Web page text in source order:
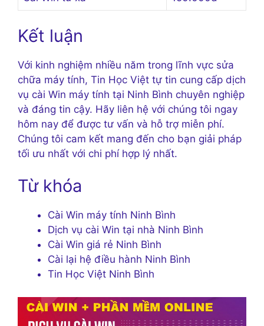
Kết luận
Với kinh nghiệm nhiều năm trong lĩnh vực sửa
chữa máy tính, Tin Học Việt tự tin cung cấp dịch
vụ cài Win máy tính tại Ninh Bình chuyên nghiệp
và đáng tin cậy. Hãy liên hệ với chúng tôi ngay
hôm nay để được tư vấn và hỗ trợ miễn phí.
Chúng tôi cam kết mang đến cho bạn giải pháp
tối ưu nhất với chi phí hợp lý nhất.
Từ khóa
Cài Win máy tính Ninh Bình
Dịch vụ cài Win tại nhà Ninh Bình
Cài Win giá rẻ Ninh Bình
Cài lại hệ điều hành Ninh Bình
Tin Học Việt Ninh Bình